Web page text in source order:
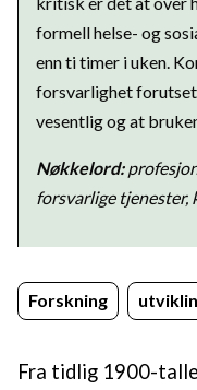
formell helse- og
enn ti timer i uken.
forsvarlighet
vesentlig og at
Nøkkelord:
forsvarlige tjenester,
Forskning
Fra tidlig 1900-